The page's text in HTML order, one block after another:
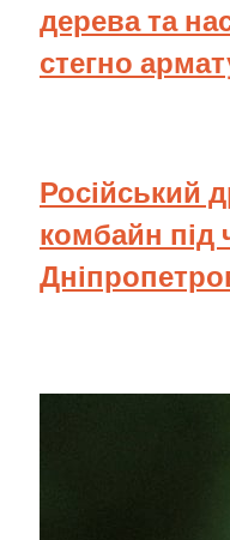
дерева та
стегно
Російський
комбайн під